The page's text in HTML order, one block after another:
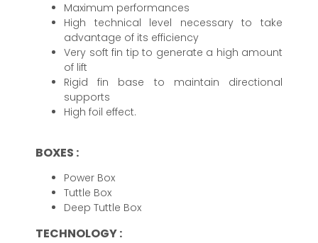
Maximum performances
High technical level necessary to take
advantage of its efficiency
Very soft fin tip to generate a high amount
of lift
Rigid fin base to maintain directional
supports
High foil effect.
BOXES :
Power Box
Tuttle Box
Deep Tuttle Box
TECHNOLOGY :